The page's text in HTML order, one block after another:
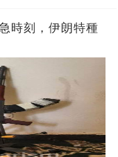
時刻，伊朗特種